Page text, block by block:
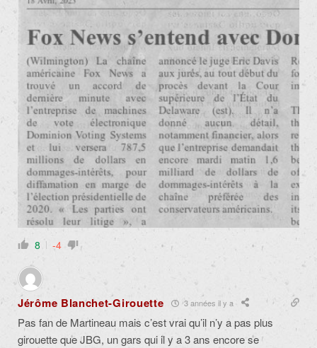
8 -4
Jérôme Blanchet-Girouette 3 années il y a
Pas fan de Martineau mais c’est vrai qu’il n’y a pas plus
girouette que JBG, un gars qui il y a 3 ans encore se